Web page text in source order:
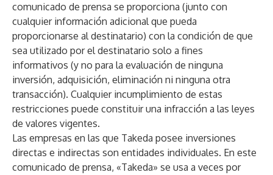
comunicado de prensa se proporciona (junto con
cualquier información adicional que pueda
proporcionarse al destinatario) con la condición de que
sea utilizado por el destinatario solo a fines
informativos (y no para la evaluación de ninguna
inversión, adquisición, eliminación ni ninguna otra
transacción). Cualquier incumplimiento de estas
restricciones puede constituir una infracción a las leyes
de valores vigentes.
Las empresas en las que Takeda posee inversiones
directas e indirectas son entidades individuales. En este
comunicado de prensa, «Takeda» se usa a veces por